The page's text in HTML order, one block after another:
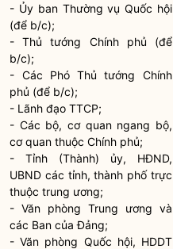
- Ủy ban Thường vụQuốc hội
(để b/c);
- Thủ tướng Chính phủ (để
b/c);
- Các Phó Thủ tướng Chính
phủ (để b/c);
- Lãnh đạo TTCP;
- Các bộ, cơ quan ngang bộ,
cơ quan thuộc Chính phủ;
- Tỉnh (Thành) ủy, HĐND,
UBND các tỉnh, thành phố trực
thuộc trung ương;
- Văn phòng Trung ương và
các Ban của Đảng;
- Văn phòng Quốc hội, HDDT